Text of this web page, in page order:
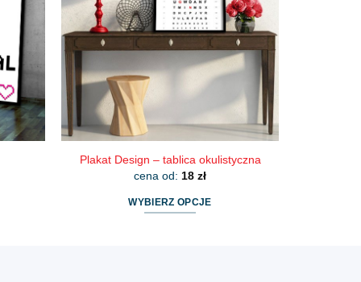
można
wybrać
na
stronie
Plakat Design – tablica okulistyczna
cena od: 18 zł
WYBIERZ OPCJE